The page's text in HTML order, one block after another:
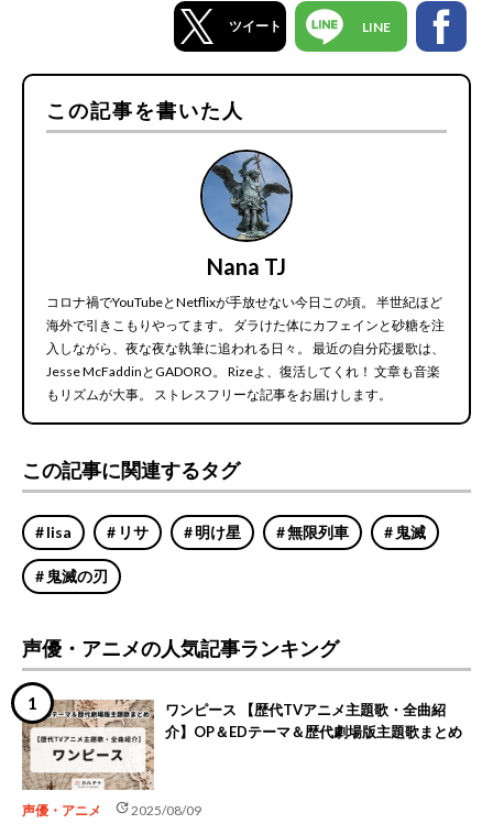
ツイート LINE
この記事を書いた人
Nana TJ
コロナ禍でYouTubeとNetflixが手放せない今日この頃。 半世紀ほど
海外で引きこもりやってます。 ダラけた体にカフェインと砂糖を注
入しながら、夜な夜な執筆に追われる日々。 最近の自分応援歌は、
Jesse McFaddinとGADORO。 Rizeよ、復活してくれ！ 文章も音楽
もリズムが大事。 ストレスフリーな記事をお届けします。
この記事に関連するタグ
lisa リサ 明け星 無限列車 鬼滅
鬼滅の刃
声優・アニメの人気記事ランキング
ワンピース 【歴代TVアニメ主題歌・全曲紹
介】OP＆EDテーマ＆歴代劇場版主題歌まとめ
声優・アニメ update2025/08/09